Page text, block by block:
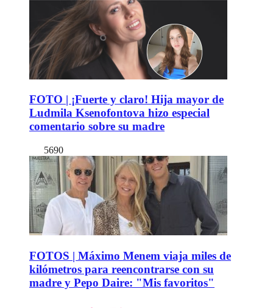
FOTO | ¡Fuerte y claro! Hija mayor de
Ludmila Ksenofontova hizo especial
comentario sobre su madre
5690
FOTOS | Máximo Menem viaja miles de
kilómetros para reencontrarse con su
madre y Pepo Daire: "Mis favoritos"